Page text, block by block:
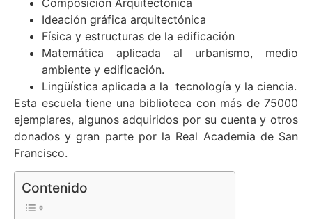
Ideación gráfica arquitectónica
Física y estructuras de la edificación
Matemática aplicada al urbanismo, medio
ambiente y edificación.
Lingüística aplicada a la tecnología y la ciencia.
Esta escuela tiene una biblioteca con más de 75000
ejemplares, algunos adquiridos por su cuenta y otros
donados y gran parte por la Real Academia de San
Francisco.
Contenido